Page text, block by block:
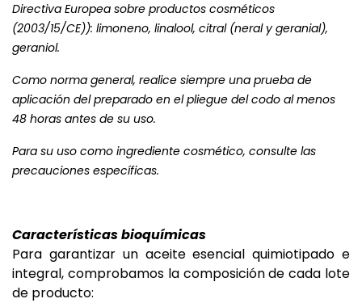
Directiva Europea sobre productos cosméticos
(2003/15/CE)): limoneno, linalool, citral (neral y geranial),
geraniol.
Como norma general, realice siempre una prueba de
aplicación del preparado en el pliegue del codo al menos
48 horas antes de su uso.
Para su uso como ingrediente cosmético, consulte las
precauciones específicas.
Características bioquímicas
Para garantizar un aceite esencial quimiotipado e
integral, comprobamos la composición de cada lote
de producto: